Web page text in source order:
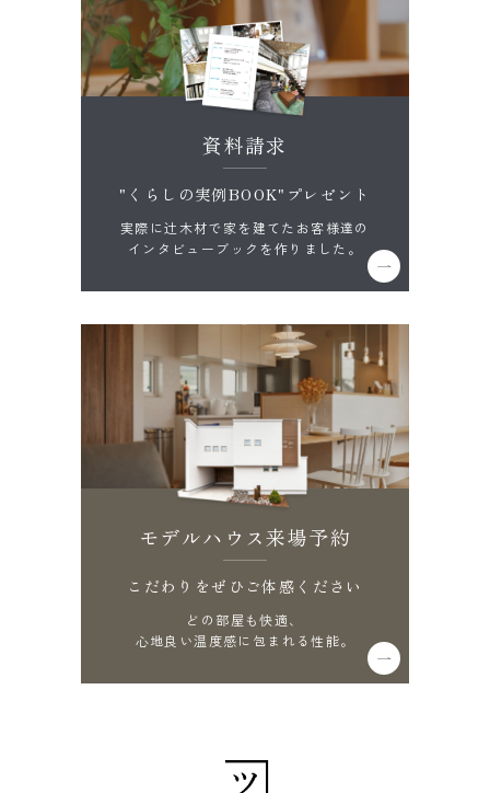
資料請求
"くらしの実例BOOK"プレゼント
実際に辻木材で家を建てたお客様達の
インタビューブックを作りました。
モデルハウス来場予約
こだわりをぜひご体感ください
どの部屋も快適、
心地良い温度感に包まれる性能。